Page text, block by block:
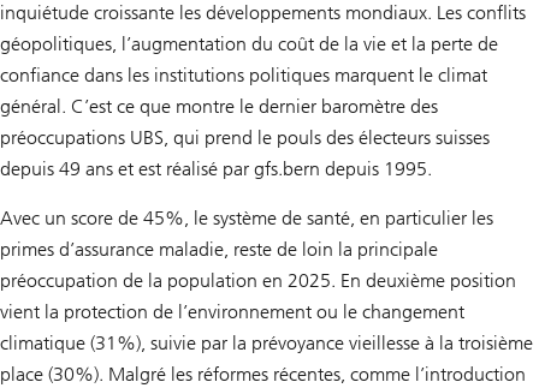
inquiétude croissante les développements mondiaux. Les conflits
géopolitiques, l’augmentation du coût de la vie et la perte de
confiance dans les institutions politiques marquent le climat
général. C’est ce que montre le dernier baromètre des
préoccupations UBS, qui prend le pouls des électeurs suisses
depuis 49 ans et est réalisé par gfs.bern depuis 1995.
Avec un score de 45%, le système de santé, en particulier les
primes d’assurance maladie, reste de loin la principale
préoccupation de la population en 2025. En deuxième position
vient la protection de l’environnement ou le changement
climatique (31%), suivie par la prévoyance vieillesse à la troisième
place (30%). Malgré les réformes récentes, comme l’introduction